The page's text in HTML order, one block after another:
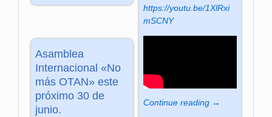
https://youtu.be/1XlRxi
mSCNY
Continue reading →
Asamblea
Internacional «No
más OTAN» este
próximo 30 de
junio.